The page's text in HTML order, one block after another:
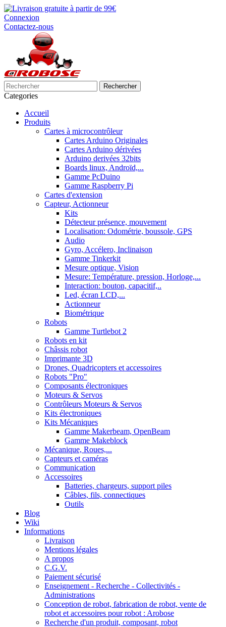
Connexion
Contactez-nous
Rechercher
Categories
Accueil
Produits
Cartes à microcontrôleur
Cartes Arduino Originales
Cartes Arduino dérivées
Arduino derivées 32bits
Boards linux, Androïd,...
Gamme PcDuino
Gamme Raspberry Pi
Cartes d'extension
Capteur, Actionneur
Kits
Détecteur présence, mouvement
Localisation: Odométrie, boussole, GPS
Audio
Gyro, Accélero, Inclinaison
Gamme Tinkerkit
Mesure optique, Vision
Mesure: Température, pression, Horloge,...
Interaction: bouton, capacitif,..
Led, écran LCD,...
Actionneur
Biométrique
Robots
Gamme Turtlebot 2
Robots en kit
Châssis robot
Imprimante 3D
Drones, Quadricopters et accessoires
Robots "Pro"
Composants électroniques
Moteurs & Servos
Contrôleurs Moteurs & Servos
Kits électroniques
Kits Mécaniques
Gamme Makerbeam, OpenBeam
Gamme Makeblock
Mécanique, Roues,...
Capteurs et caméras
Communication
Accessoires
Batteries, chargeurs, support piles
Câbles, fils, connectiques
Outils
Blog
Wiki
Informations
Livraison
Mentions légales
A propos
C.G.V.
Paiement sécurisé
Enseignement - Recherche - Collectivités -
Administrations
Conception de robot, fabrication de robot, vente de
robot et accessoires pour robot : Arobose
Recherche d'un produit, composant, robot